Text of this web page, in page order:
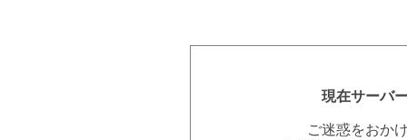
現在サーバ
ご迷惑をおか